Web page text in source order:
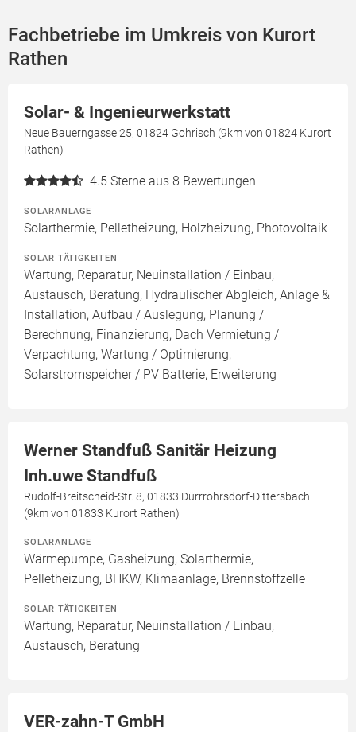
Fachbetriebe im Umkreis von Kurort
Rathen
Solar- & Ingenieurwerkstatt
Neue Bauerngasse 25, 01824 Gohrisch (9km von 01824 Kurort
Rathen)
4.5 Sterne aus 8 Bewertungen
SOLARANLAGE
Solarthermie, Pelletheizung, Holzheizung, Photovoltaik
SOLAR TÄTIGKEITEN
Wartung, Reparatur, Neuinstallation / Einbau,
Austausch, Beratung, Hydraulischer Abgleich, Anlage &
Installation, Aufbau / Auslegung, Planung /
Berechnung, Finanzierung, Dach Vermietung /
Verpachtung, Wartung / Optimierung,
Solarstromspeicher / PV Batterie, Erweiterung
Werner Standfuß Sanitär Heizung
Inh.uwe Standfuß
Rudolf-Breitscheid-Str. 8, 01833 Dürrröhrsdorf-Dittersbach
(9km von 01833 Kurort Rathen)
SOLARANLAGE
Wärmepumpe, Gasheizung, Solarthermie,
Pelletheizung, BHKW, Klimaanlage, Brennstoffzelle
SOLAR TÄTIGKEITEN
Wartung, Reparatur, Neuinstallation / Einbau,
Austausch, Beratung
VER-zahn-T GmbH